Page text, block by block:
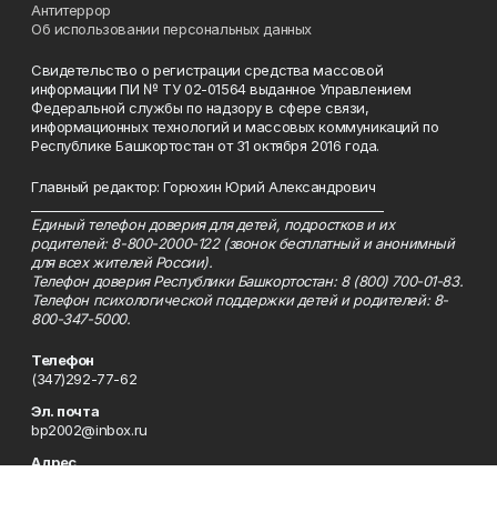
Антитеррор
Об использовании персональных данных
Свидетельство о регистрации средства массовой
информации ПИ № ТУ 02-01564 выданное Управлением
Федеральной службы по надзору в сфере связи,
информационных технологий и массовых коммуникаций по
Республике Башкортостан от 31 октября 2016 года.
Главный редактор: Горюхин Юрий Александрович
Единый телефон доверия для детей, подростков и их
родителей: 8-800-2000-122 (звонок бесплатный и анонимный
для всех жителей России).
Телефон доверия Республики Башкортостан: 8 (800) 700-01-83.
Телефон психологической поддержки детей и родителей: 8-
800-347-5000.
Телефон
(347)292-77-62
Эл. почта
bp2002@inbox.ru
Адрес